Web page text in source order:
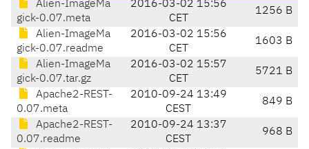
Alien-ImageMa
gick-0.07.meta
2016-03-02 15:56
CET
1256 B
Alien-ImageMa
gick-0.07.readme
2016-03-02 15:56
CET
1603 B
Alien-ImageMa
gick-0.07.tar.gz
2016-03-02 15:57
CET
5721 B
Apache2-REST-
0.07.meta
2010-09-24 13:49
CEST
849 B
Apache2-REST-
0.07.readme
2010-09-24 13:37
CEST
968 B